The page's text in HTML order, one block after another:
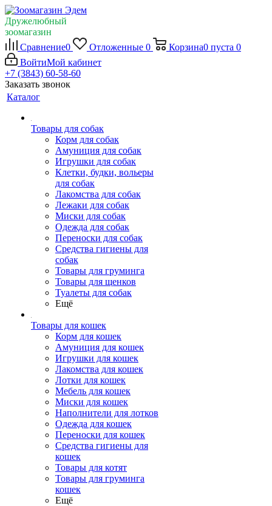
Дружелюбный
зоомагазин
Сравнение0 Отложенные 0 Корзина0 пуста 0
ВойтиМой кабинет
+7 (3843) 60-58-60
Заказать звонок
Каталог
Товары для собак
Корм для собак
Амуниция для собак
Игрушки для собак
Клетки, будки, вольеры
для собак
Лакомства для собак
Лежаки для собак
Миски для собак
Одежда для собак
Переноски для собак
Средства гигиены для
собак
Товары для груминга
Товары для щенков
Туалеты для собак
Ещё
Товары для кошек
Корм для кошек
Амуниция для кошек
Игрушки для кошек
Лакомства для кошек
Лотки для кошек
Мебель для кошек
Миски для кошек
Наполнители для лотков
Одежда для кошек
Переноски для кошек
Средства гигиены для
кошек
Товары для котят
Товары для груминга
кошек
Ещё